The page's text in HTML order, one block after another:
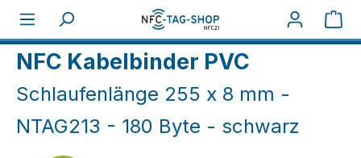
Zum Hauptinhalt springen
Kabelbinder/ Nägel (IP66+)
NFC Kabelbinder PVC
Schlaufenlänge 255 x 8 mm -
NTAG213 - 180 Byte - schwarz